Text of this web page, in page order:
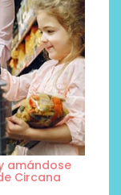
amándose
Circana